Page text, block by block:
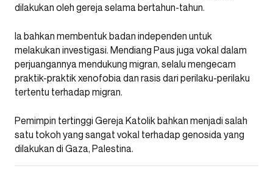
dilakukan oleh gereja selama bertahun-tahun.
Ia bahkan membentuk badan independen untuk
melakukan investigasi. Mendiang Paus juga vokal dalam
perjuangannya mendukung migran, selalu mengecam
praktik-praktik xenofobia dan rasis dari perilaku-perilaku
tertentu terhadap migran.
Pemimpin tertinggi Gereja Katolik bahkan menjadi salah
satu tokoh yang sangat vokal terhadap genosida yang
dilakukan di Gaza, Palestina.